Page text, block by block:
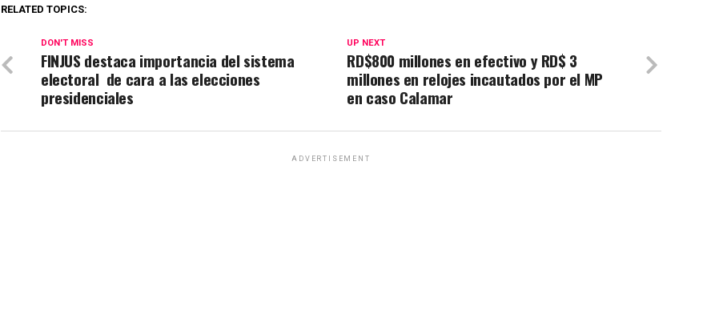
RELATED TOPICS:
UP NEXT
RD$800 millones en efectivo y RD$ 3
millones en relojes incautados por el MP
en caso Calamar
DON'T MISS
FINJUS destaca importancia del sistema
electoral de cara a las elecciones
presidenciales
ADVERTISEMENT